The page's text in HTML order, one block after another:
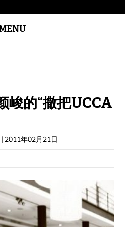
峻的“撒把UCCA
| 2011年02月21日